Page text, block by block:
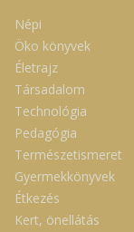
Népi
Öko könyvek
Életrajz
Társadalom
Technológia
Pedagógia
Természetismeret
Gyermekkönyvek
Étkezés
Kert, önellátás